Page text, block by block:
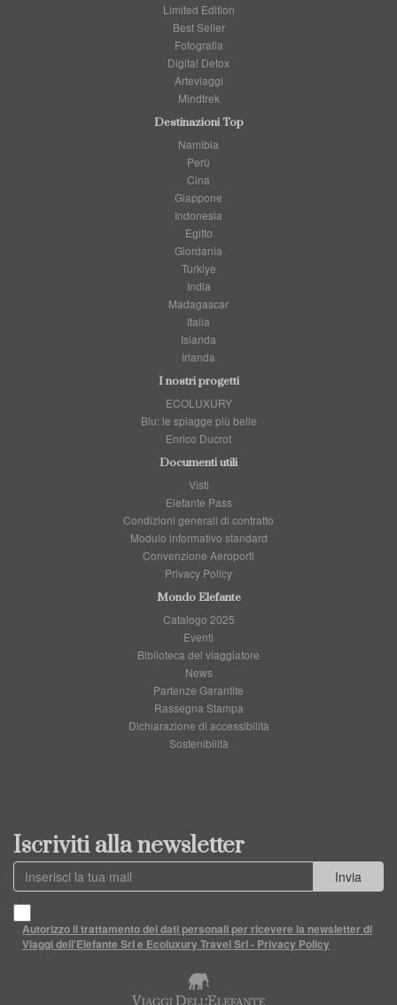
Limited Edition
Best Seller
Fotografia
Digital Detox
Arteviaggi
Mindtrek
Destinazioni Top
Namibia
Perù
Cina
Giappone
Indonesia
Egitto
Giordania
Turkiye
India
Madagascar
Italia
Islanda
Irlanda
I nostri progetti
ECOLUXURY
Blu: le spiagge più belle
Enrico Ducrot
Documenti utili
Visti
Elefante Pass
Condizioni generali di contratto
Modulo informativo standard
Convenzione Aeroporti
Privacy Policy
Mondo Elefante
Catalogo 2025
Eventi
Biblioteca del viaggiatore
News
Partenze Garantite
Rassegna Stampa
Dichiarazione di accessibilità
Sostenibilità
Iscriviti alla newsletter
Invia
Autorizzo il trattamento dei dati personali per ricevere la newsletter di
Viaggi dell'Elefante Srl e Ecoluxury Travel Srl - Privacy Policy